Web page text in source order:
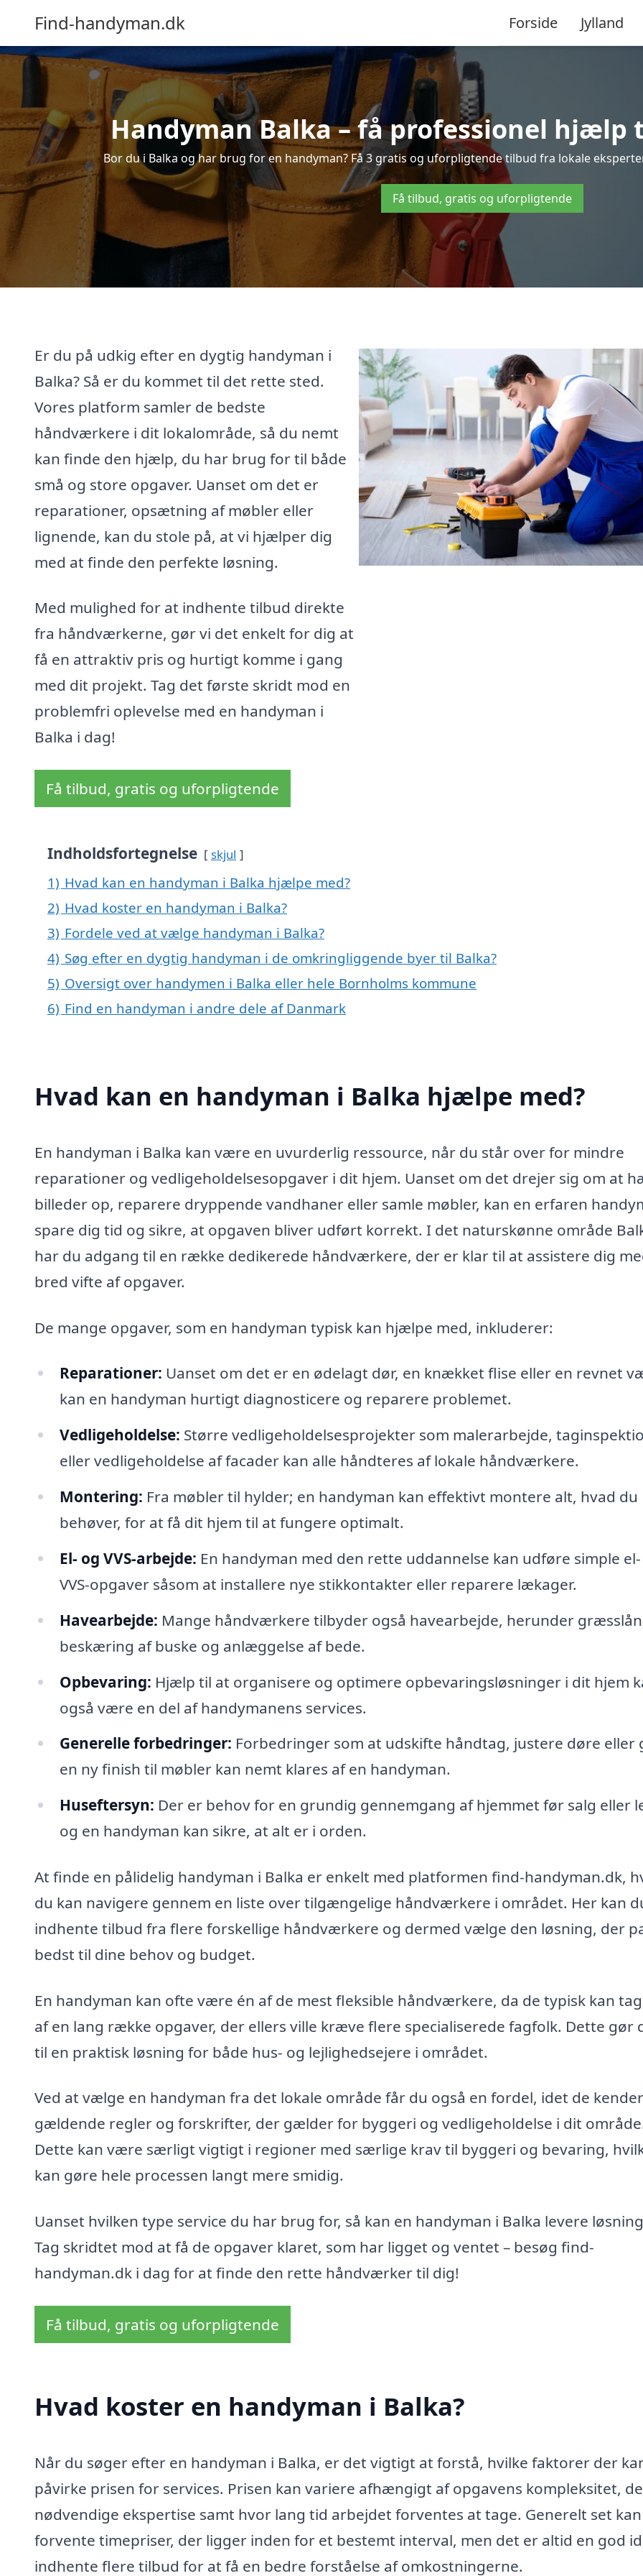
Find-handyman.dk Forside Jylland
Handyman Balka – få professionel hjælp
Bor du i Balka og har brug for en handyman? Få 3 gratis og uforpligtende tilbud fra lokale
Få tilbud, gratis og uforpligtende
Er du på udkig efter en dygtig handyman i
Balka? Så er du kommet til det rette sted.
Vores platform samler de bedste
håndværkere i dit lokalområde, så du nemt
kan finde den hjælp, du har brug for til både
små og store opgaver. Uanset om det er
reparationer, opsætning af møbler eller
lignende, kan du stole på, at vi hjælper dig
med at finde den perfekte løsning.
Med mulighed for at indhente tilbud direkte
fra håndværkerne, gør vi det enkelt for dig at
få en attraktiv pris og hurtigt komme i gang
med dit projekt. Tag det første skridt mod en
problemfri oplevelse med en handyman i
Balka i dag!
Få tilbud, gratis og uforpligtende
Indholdsfortegnelse skjul
1) Hvad kan en handyman i Balka hjælpe med?
2) Hvad koster en handyman i Balka?
3) Fordele ved at vælge handyman i Balka?
4) Søg efter en dygtig handyman i de omkringliggende byer til Balka?
5) Oversigt over handymen i Balka eller hele Bornholms kommune
6) Find en handyman i andre dele af Danmark
Hvad kan en handyman i Balka hjælpe med?
En handyman i Balka kan være en uvurderlig ressource, når du står over for mindre
reparationer og vedligeholdelsesopgaver i dit hjem. Uanset om det drejer sig om at
billeder op, reparere dryppende vandhaner eller samle møbler, kan en erfaren
spare dig tid og sikre, at opgaven bliver udført korrekt. I det naturskønne område
har du adgang til en række dedikerede håndværkere, der er klar til at assistere dig
bred vifte af opgaver.
De mange opgaver, som en handyman typisk kan hjælpe med, inkluderer:
Reparationer: Uanset om det er en ødelagt dør, en knækket flise eller en revnet
kan en handyman hurtigt diagnosticere og reparere problemet.
Vedligeholdelse: Større vedligeholdelsesprojekter som malerarbejde,
eller vedligeholdelse af facader kan alle håndteres af lokale håndværkere.
Montering: Fra møbler til hylder; en handyman kan effektivt montere alt, hvad du
behøver, for at få dit hjem til at fungere optimalt.
El- og VVS-arbejde: En handyman med den rette uddannelse kan udføre simple
VVS-opgaver såsom at installere nye stikkontakter eller reparere lækager.
Havearbejde: Mange håndværkere tilbyder også havearbejde, herunder
beskæring af buske og anlæggelse af bede.
Opbevaring: Hjælp til at organisere og optimere opbevaringsløsninger i dit hjem
også være en del af handymanens services.
Generelle forbedringer: Forbedringer som at udskifte håndtag, justere døre eller
en ny finish til møbler kan nemt klares af en handyman.
Huseftersyn: Der er behov for en grundig gennemgang af hjemmet før salg eller
og en handyman kan sikre, at alt er i orden.
At finde en pålidelig handyman i Balka er enkelt med platformen find-handyman.dk,
du kan navigere gennem en liste over tilgængelige håndværkere i området. Her kan
indhente tilbud fra flere forskellige håndværkere og dermed vælge den løsning, der
bedst til dine behov og budget.
En handyman kan ofte være én af de mest fleksible håndværkere, da de typisk kan
af en lang række opgaver, der ellers ville kræve flere specialiserede fagfolk. Dette gør
til en praktisk løsning for både hus- og lejlighedsejere i området.
Ved at vælge en handyman fra det lokale område får du også en fordel, idet de
gældende regler og forskrifter, der gælder for byggeri og vedligeholdelse i dit
Dette kan være særligt vigtigt i regioner med særlige krav til byggeri og bevaring,
kan gøre hele processen langt mere smidig.
Uanset hvilken type service du har brug for, så kan en handyman i Balka levere
Tag skridtet mod at få de opgaver klaret, som har ligget og ventet – besøg find-
handyman.dk i dag for at finde den rette håndværker til dig!
Få tilbud, gratis og uforpligtende
Hvad koster en handyman i Balka?
Når du søger efter en handyman i Balka, er det vigtigt at forstå, hvilke faktorer der
påvirke prisen for services. Prisen kan variere afhængigt af opgavens kompleksitet,
nødvendige ekspertise samt hvor lang tid arbejdet forventes at tage. Generelt set
forvente timepriser, der ligger inden for et bestemt interval, men det er altid en god
indhente flere tilbud for at få en bedre forståelse af omkostningerne.